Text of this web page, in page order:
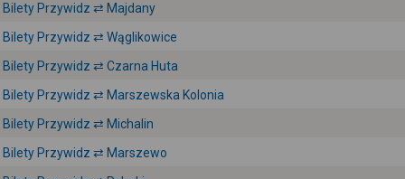
Bilety Przywidz ⇄ Majdany
Bilety Przywidz ⇄ Wąglikowice
Bilety Przywidz ⇄ Czarna Huta
Bilety Przywidz ⇄ Marszewska Kolonia
Bilety Przywidz ⇄ Michalin
Bilety Przywidz ⇄ Marszewo